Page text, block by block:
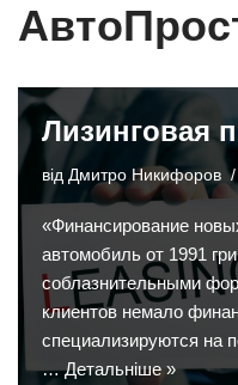
Лизинговая
від Дмитро Никифоров
«Финансирование
автомобиль от 1991
соблазнительными
клиентов немало
специализируются на
…Детальніше »